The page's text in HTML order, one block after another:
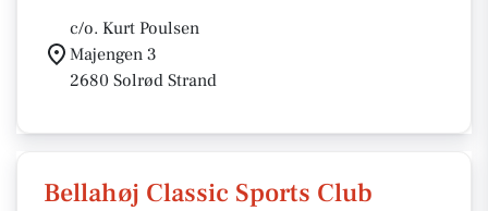
c/o. Kurt Poulsen
Majengen 3
2680 Solrød Strand
Bellahøj Classic Sports Club